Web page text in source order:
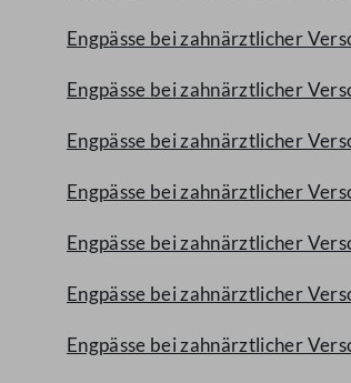
Engpässe bei zahnärztlicher
Engpässe bei zahnärztlicher
Engpässe bei zahnärztlicher
Engpässe bei zahnärztlicher
Engpässe bei zahnärztlicher
Engpässe bei zahnärztlicher
Engpässe bei zahnärztlicher